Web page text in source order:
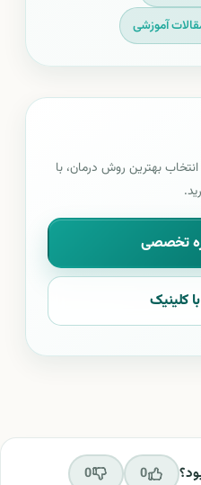
آموزشی
بهترین روش درمان، با
تخصصی
کلینیک
0
0